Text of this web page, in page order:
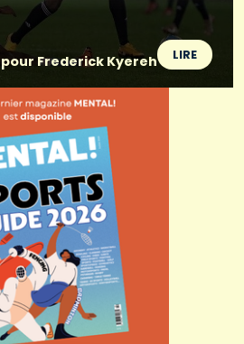
Frederick Kyereh
LIRE